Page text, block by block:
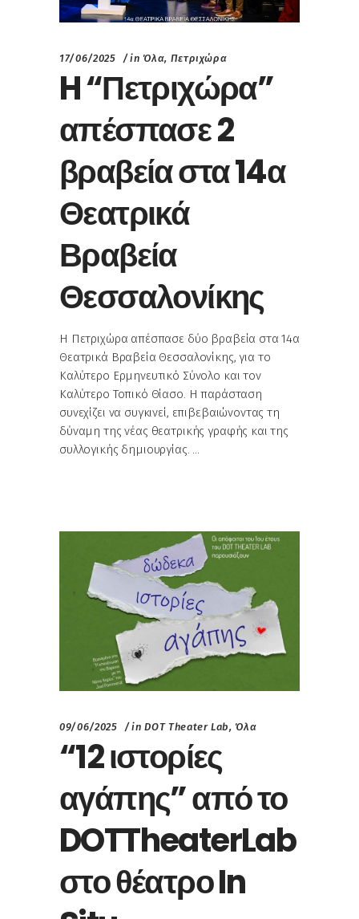
17/06/2025 in Όλα, Πετριχώρα
H “Πετριχώρα”
απέσπασε 2
βραβεία στα 14α
Θεατρικά
Βραβεία
Θεσσαλονίκης
Η Πετριχώρα απέσπασε δύο βραβεία στα 14α
Θεατρικά Βραβεία Θεσσαλονίκης, για το
Καλύτερο Ερμηνευτικό Σύνολο και τον
Καλύτερο Τοπικό Θίασο. Η παράσταση
συνεχίζει να συγκινεί, επιβεβαιώνοντας τη
δύναμη της νέας θεατρικής γραφής και της
συλλογικής δημιουργίας.
09/06/2025 in DOT Theater Lab, Όλα
“12 ιστορίες
αγάπης” από το
DOTTheaterLab
στο θέατρο In